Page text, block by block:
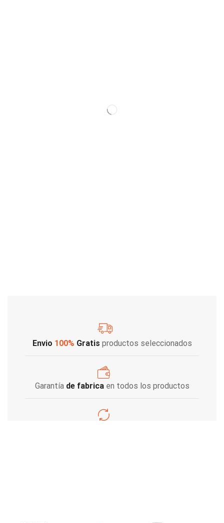
Envio 100% Gratis productos seleccionados
Garantía de fabricaen todos los productos